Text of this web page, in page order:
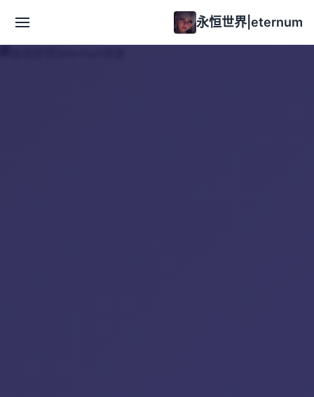
永恒世界|eternum